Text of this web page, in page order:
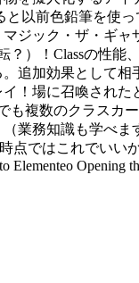
以前色鉛筆を使
ジック・ザ・ギ
？）！Classの性
追加効果として
！場に召喚され
も複数のクラスカ
業務知識も学べ
点ではこれでいい
Elementeo Opening